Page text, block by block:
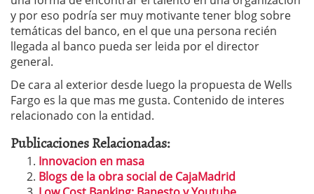
y por eso podría ser muy motivante tener blog sobre
temáticas del banco, en el que una persona recién
llegada al banco pueda ser leida por el director
general.
De cara al exterior desde luego la propuesta de Wells
Fargo es la que mas me gusta. Contenido de interes
relacionado con la entidad.
Publicaciones Relacionadas:
Innovacion en masa
Blogs de la obra social de CajaMadrid